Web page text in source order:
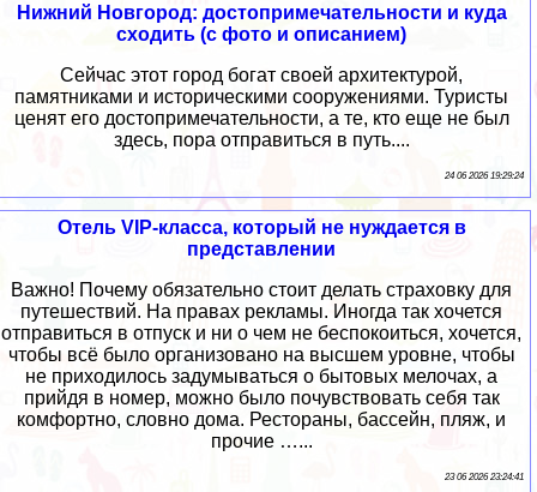
Нижний Новгород: достопримечательности и куда
сходить (с фото и описанием)
Сейчас этот город богат своей архитектурой,
памятниками и историческими сооружениями. Туристы
ценят его достопримечательности, а те, кто еще не был
здесь, пора отправиться в путь....
24 06 2026 19:29:24
Отель VIP-класса, который не нуждается в
представлении
Важно! Почему обязательно стоит делать страховку для
путешествий. На правах рекламы. Иногда так хочется
отправиться в отпуск и ни о чем не беспокоиться, хочется,
чтобы всё было организовано на высшем уровне, чтобы
не приходилось задумываться о бытовых мелочах, а
прийдя в номер, можно было почувствовать себя так
комфортно, словно дома. Рестораны, бассейн, пляж, и
прочие …...
23 06 2026 23:24:41